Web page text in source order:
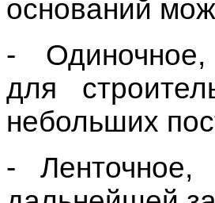
- Полосами,
постройки
- Поле,
важными
периметром.